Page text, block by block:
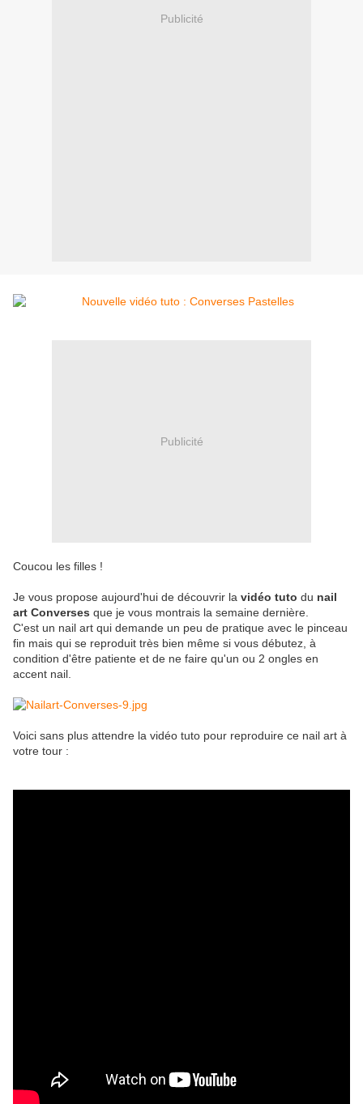
Publicité
Publicité
Coucou les filles !
Je vous propose aujourd'hui de découvrir la vidéo tuto du nail
art Converses que je vous montrais la semaine dernière.
C'est un nail art qui demande un peu de pratique avec le pinceau
fin mais qui se reproduit très bien même si vous débutez, à
condition d'être patiente et de ne faire qu'un ou 2 ongles en
accent nail.
Voici sans plus attendre la vidéo tuto pour reproduire ce nail art à
votre tour :